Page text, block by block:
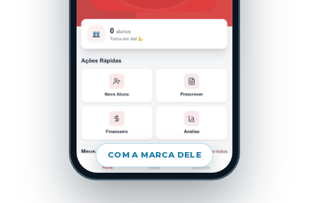
COM A MARCA DELE